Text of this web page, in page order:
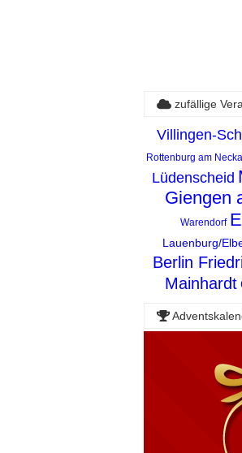
zufällige
Villingen-
Rottenburg am
Lüdenscheid
Giengen
Warendorf
Lauenburg/
Berlin
Mainhardt